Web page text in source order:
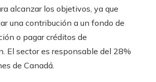
alcanzar los objetivos, ya que
una contribución a un fondo de
o pagar créditos de
El sector es responsable del 28%
de Canadá.